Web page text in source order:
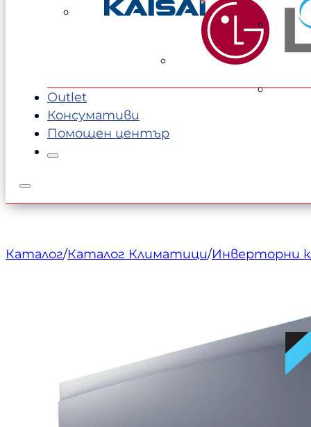
1110,00 €.
1020,00 €.
Outlet
Консумативи
Помощен център
Каталог/Каталог Климатици/Инверторни